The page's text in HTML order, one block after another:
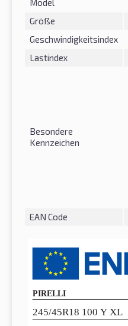
Model
Größe
Geschwindigkeitsindex
Lastindex
Besondere
Kennzeichen
EAN Code